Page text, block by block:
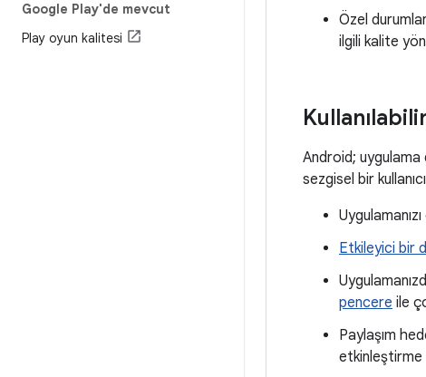
Google Play'de mevcut
Play oyun kalitesi
Özel
ilgili kalite
Android; uygulama
sezgisel bir
Etkileyici bir
pencere ile
Paylaşım
etkinleştirme